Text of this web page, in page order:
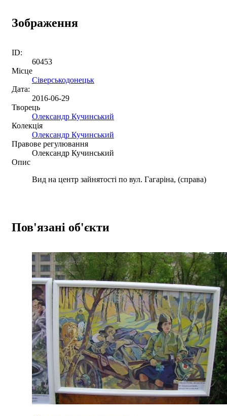
Зображення
ID:
60453
Місце
Сіверськодонецьк
Дата:
2016-06-29
Творець
Олександр Кучинський
Колекція
Олександр Кучинський
Правове регулювання
Олександр Кучинський
Опис
Вид на центр зайнятості по вул. Гагаріна, (справа)
Пов'язані об'єкти